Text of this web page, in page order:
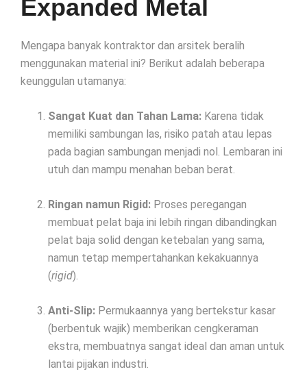
Expanded Metal
Mengapa banyak kontraktor dan arsitek beralih
menggunakan material ini? Berikut adalah beberapa
keunggulan utamanya:
Sangat Kuat dan Tahan Lama: Karena tidak
memiliki sambungan las, risiko patah atau lepas
pada bagian sambungan menjadi nol. Lembaran ini
utuh dan mampu menahan beban berat.
Ringan namun Rigid: Proses peregangan
membuat pelat baja ini lebih ringan dibandingkan
pelat baja solid dengan ketebalan yang sama,
namun tetap mempertahankan kekakuannya
(rigid).
Anti-Slip: Permukaannya yang bertekstur kasar
(berbentuk wajik) memberikan cengkeraman
ekstra, membuatnya sangat ideal dan aman untuk
lantai pijakan industri.